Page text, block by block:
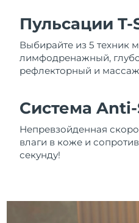
Пульсации T-
Выбирайте из 5 техник
лимфодренажный,
рефлекторный и массаж
Система
Непревзойденная
влаги в коже и
секунду!